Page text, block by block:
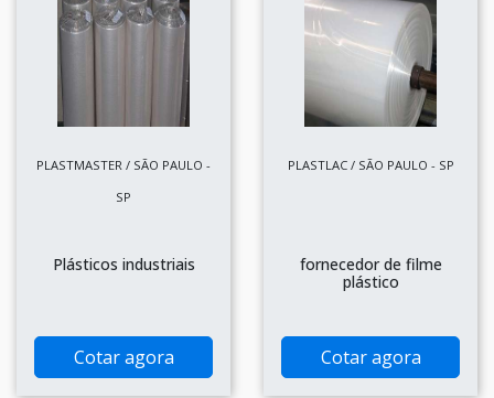
PLASTMASTER / SÃO PAULO -
SP
Plásticos industriais
Cotar agora
PLASTLAC / SÃO PAULO - SP
fornecedor de filme
plástico
Cotar agora